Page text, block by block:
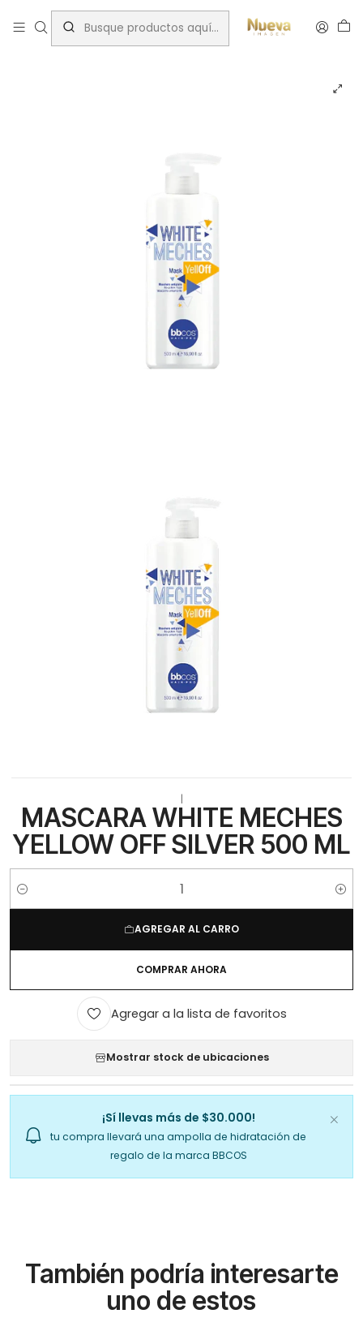
Inicio Matizadores Anti-Amarillos
MASCARA WHITE MECHES YELLOW OFF SILVER 500 ML
MASCARA WHITE MECHES
YELLOW OFF SILVER 500 ML
Cantidad
AGREGAR AL CARRO
COMPRAR AHORA
Agregar a la lista de favoritos
Mostrar stock de ubicaciones
¡Sí llevas más de $30.000!
tu compra llevará una ampolla de hidratación de
regalo de la marca BBCOS
También podría interesarte
uno de estos